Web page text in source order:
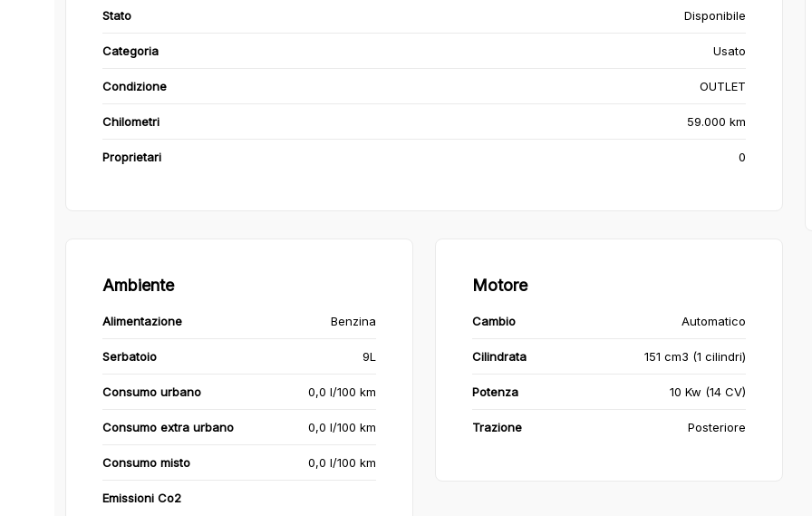
Stato Disponibile
Categoria Usato
Condizione OUTLET
Chilometri 59.000 km
Proprietari 0
Ambiente
Alimentazione Benzina
Serbatoio 9L
Consumo urbano 0,0 l/100 km
Consumo extra urbano 0,0 l/100 km
Consumo misto 0,0 l/100 km
Emissioni Co2
Motore
Cambio Automatico
Cilindrata 151 cm3 (1 cilindri)
Potenza 10 Kw (14 CV)
Trazione Posteriore